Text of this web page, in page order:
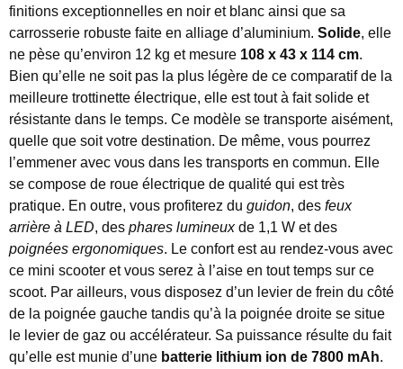
finitions exceptionnelles en noir et blanc ainsi que sa
carrosserie robuste faite en alliage d’aluminium. Solide, elle
ne pèse qu’environ 12 kg et mesure 108 x 43 x 114 cm.
Bien qu’elle ne soit pas la plus légère de ce comparatif de la
meilleure trottinette électrique, elle est tout à fait solide et
résistante dans le temps. Ce modèle se transporte aisément,
quelle que soit votre destination. De même, vous pourrez
l’emmener avec vous dans les transports en commun. Elle
se compose de roue électrique de qualité qui est très
pratique. En outre, vous profiterez du guidon, des feux
arrière à LED, des phares lumineuxde 1,1 W et des
poignées ergonomiques. Le confort est au rendez-vous avec
ce mini scooter et vous serez à l’aise en tout temps sur ce
scoot. Par ailleurs, vous disposez d’un levier de frein du côté
de la poignée gauche tandis qu’à la poignée droite se situe
le levier de gaz ou accélérateur. Sa puissance résulte du fait
qu’elle est munie d’une batterie lithium ion de 7800 mAh.